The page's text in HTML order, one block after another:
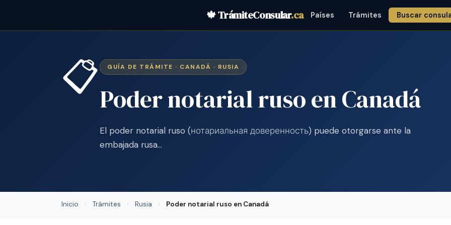
🍁 TrámiteConsular.ca Países Trámites Buscar
📋 GUÍA DE TRÁMITE · CANADÁ · RUSIA
Poder notarial ruso en Canadá
El poder notarial ruso (нотариальная доверенность) puede otorgarse ante la
embajada rusa…
Inicio › Trámites › Rusia › Poder notarial ruso en Canadá